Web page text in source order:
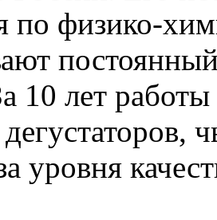
по физико-
10 лет
дегустаторов,
уровня